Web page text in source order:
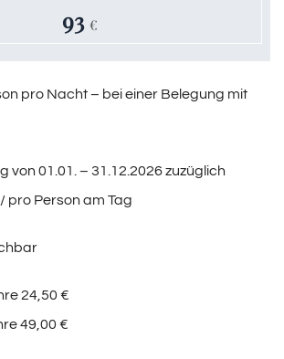
93 €
pro Nacht – bei einer Belegung mit
von 01.01. – 31.12.2026 zuzüglich
pro Person am Tag
24,50 €
49,00 €